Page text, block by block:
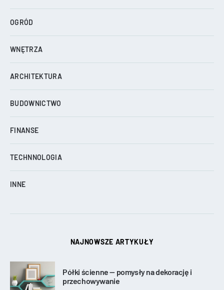
OGRÓD
WNĘTRZA
ARCHITEKTURA
BUDOWNICTWO
FINANSE
TECHNNOLOGIA
INNE
NAJNOWSZE ARTYKUŁY
Półki ścienne — pomysły na dekorację i
przechowywanie